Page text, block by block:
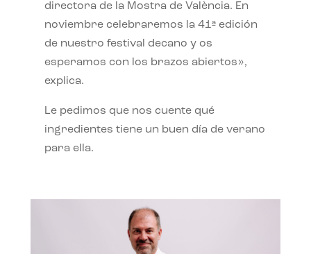
directora de la Mostra de València. En
noviembre celebraremos la 41ª edición
de nuestro festival decano y os
esperamos con los brazos abiertos»,
explica.
Le pedimos que nos cuente qué
ingredientes tiene un buen día de verano
para ella.